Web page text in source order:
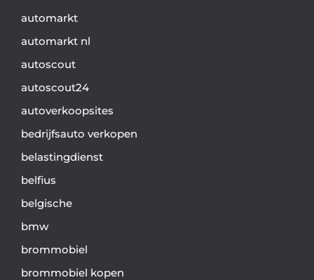
automarkt
automarkt nl
autoscout
autoscout24
autoverkoopsites
bedrijfsauto verkopen
belastingdienst
belfius
belgische
bmw
brommobiel
brommobiel kopen